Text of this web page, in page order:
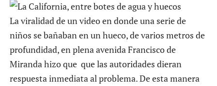
La viralidad de un videoen donde una serie de
niños se bañaban en un hueco, de varios metros de
profundidad, en plena avenida Francisco de
Miranda hizo que que las autoridades dieran
respuesta inmediata al problema. De esta manera